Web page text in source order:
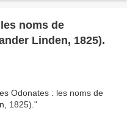
noms de
Linden, 1825).